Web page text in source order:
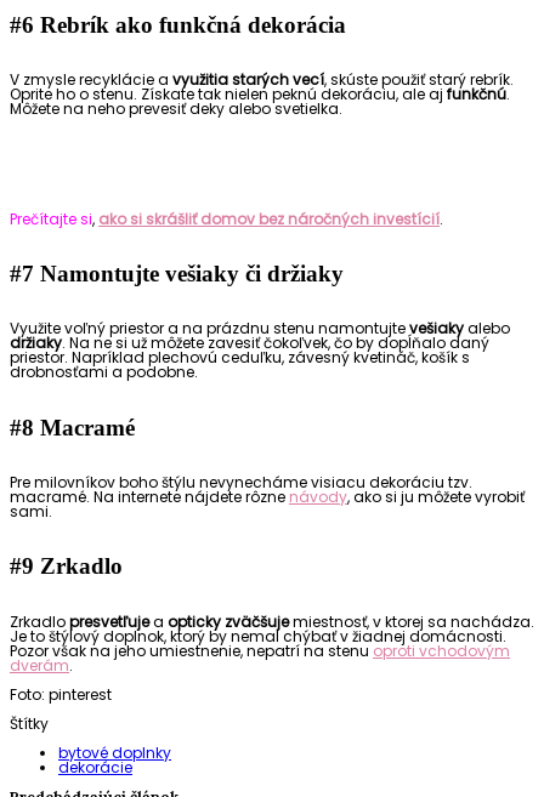
#6 Rebrík ako funkčná dekorácia
V zmyslerecyklácie a využitia starých vecí, skústepoužiťstarý rebrík.
Oprite ho o stenu. Získate tak nielen peknú dekoráciu, ale aj funkčnú.
Môžete na neho prevesiť dekyalebosvetielka.
Prečítajte si, ako si skrášliť domov bez náročných investícií.
#7 Namontujte vešiaky či držiaky
Využite voľný priestor a na prázdnu stenu namontujtevešiakyalebo
držiaky. Na ne si už môžete zavesiť čokoľvek, čo by dopĺňalo daný
priestor. Napríklad plechovú ceduľku, závesný kvetináč, košík s
drobnosťami a podobne.
#8 Macramé
Pre milovníkov boho štýlu nevynecháme visiacu dekoráciu tzv.
macramé. Na internete nájdete rôzne návody, ako si ju môžete vyrobiť
sami.
#9 Zrkadlo
Zrkadlopresvetľujea opticky zväčšujemiestnosť, v ktorej sa nachádza.
Je to štýlový doplnok, ktorý by nemal chýbať v žiadnej domácnosti.
Pozor však na jeho umiestnenie, nepatrí na stenu oproti vchodovým
dverám.
Foto: pinterest
Štítky
bytové doplnky
dekorácie